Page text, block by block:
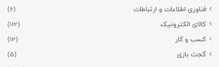
فناوری اطلاعات و ارتباطات
(6)
کالای الکترونیک
(112)
کسب و کار
(12)
گجت بازی
(5)